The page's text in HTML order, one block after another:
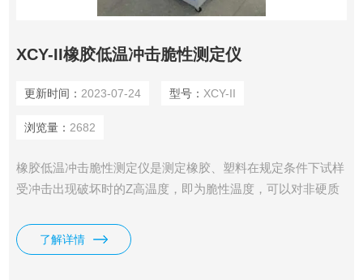
XCY-II橡胶低温冲击脆性测定仪
更新时间： 2023-07-24 型号： XCY-II
浏览量： 2682
橡胶低温冲击脆性测定仪是测定橡胶、塑料在规定条件下试样
受冲击出现破坏时的Z高温度，即为脆性温度，可以对非硬质
温度和低温性能的优劣。
了解详情